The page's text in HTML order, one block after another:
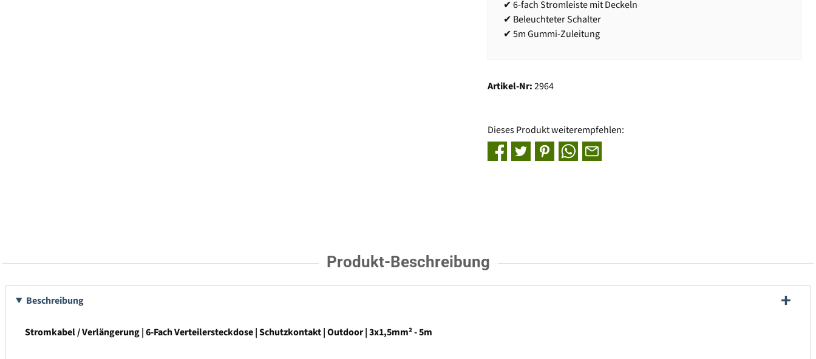
✔ 6-fach Stromleiste mit Deckeln
✔ Beleuchteter Schalter
✔ 5m Gummi-Zuleitung
Artikel-Nr:2964
Dieses Produkt weiterempfehlen:
Produkt-Beschreibung
Beschreibung
Stromkabel / Verlängerung | 6-Fach Verteilersteckdose | Schutzkontakt | Outdoor | 3x1,5mm² - 5m